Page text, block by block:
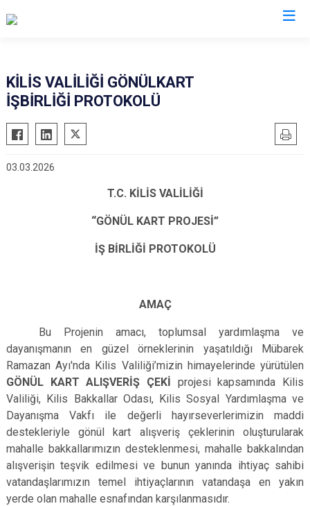
KİLİS VALİLİĞİ GÖNÜLKART
İŞBİRLİĞİ PROTOKOLÜ
03.03.2026
T.C. KİLİS VALİLİĞİ
“GÖNÜL KART PROJESİ”
İŞ BİRLİĞİ PROTOKOLÜ
AMAÇ
Bu Projenin amacı, toplumsal yardımlaşma ve
dayanışmanın en güzel örneklerinin yaşatıldığı Mübarek
Ramazan Ayı'nda Kilis Valiliği’mizin himayelerinde yürütülen
GÖNÜL KART ALIŞVERİŞ ÇEKİ projesi kapsamında Kilis
Valiliği, Kilis Bakkallar Odası, Kilis Sosyal Yardımlaşma ve
Dayanışma Vakfı ile değerli hayırseverlerimizin maddi
destekleriyle gönül kart alışveriş çeklerinin oluşturularak
mahalle bakkallarımızın desteklenmesi, mahalle bakkalından
alışverişin teşvik edilmesi ve bunun yanında ihtiyaç sahibi
vatandaşlarımızın temel ihtiyaçlarının vatandaşa en yakın
yerde olan mahalle esnafından karşılanmasıdır.